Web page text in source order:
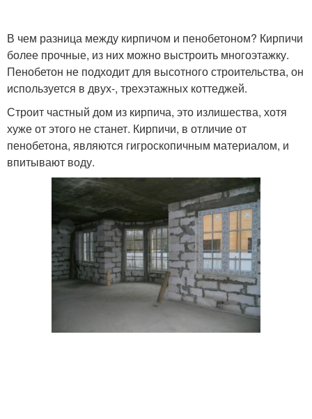
В чем разница между кирпичом и пенобетоном? Кирпичи
более прочные, из них можно выстроить многоэтажку.
Пенобетон не подходит для высотного строительства, он
используется в двух-, трехэтажных коттеджей.
Строит частный дом из кирпича, это излишества, хотя
хуже от этого не станет. Кирпичи, в отличие от
пенобетона, являются гигроскопичным материалом, и
впитывают воду.